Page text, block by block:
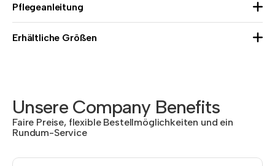
Pflegeanleitung
Erhältliche Größen
Unsere Company Benefits
Faire Preise, flexible Bestellmöglichkeiten und ein
Rundum-Service